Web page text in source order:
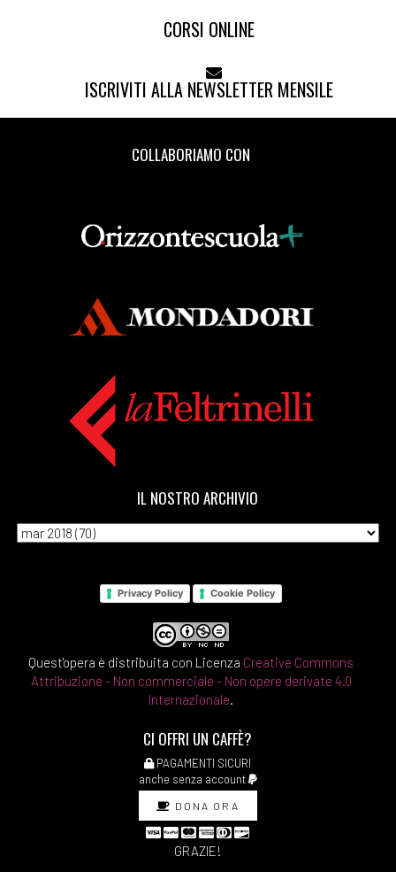
CORSI ONLINE
ISCRIVITI ALLA NEWSLETTER MENSILE
COLLABORIAMO CON
IL NOSTRO ARCHIVIO
Privacy Policy Cookie Policy
Quest'opera è distribuita con Licenza Creative Commons
Attribuzione - Non commerciale - Non opere derivate 4.0
Internazionale.
CI OFFRI UN CAFFÈ?
PAGAMENTI SICURI
anche senza account
DONA ORA
GRAZIE!